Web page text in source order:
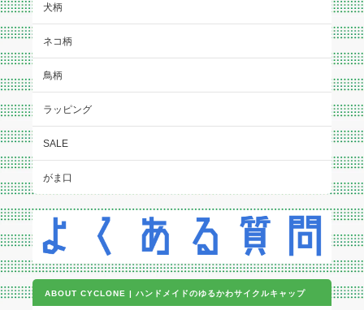
犬柄
ネコ柄
鳥柄
ラッピング
SALE
がま口
ABOUT CYCLONE | ハンドメイドのゆるかわサイクルキャップ